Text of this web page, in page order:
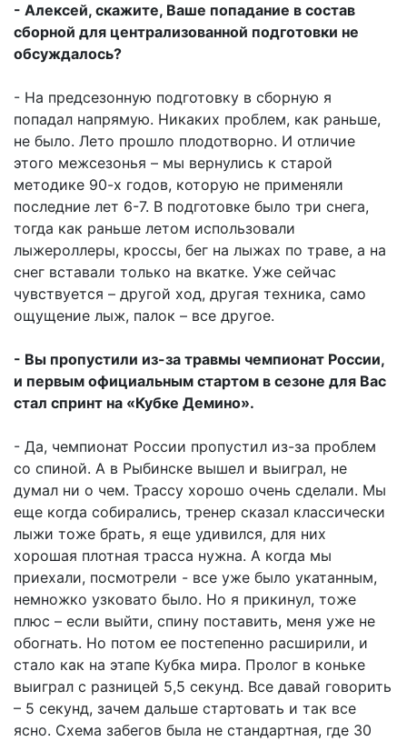
- Алексей, скажите, Ваше попадание в состав
сборной для централизованной подготовки не
обсуждалось?
- На предсезонную подготовку в сборную я
попадал напрямую. Никаких проблем, как раньше,
не было. Лето прошло плодотворно. И отличие
этого межсезонья – мы вернулись к старой
методике 90-х годов, которую не применяли
последние лет 6-7. В подготовке было три снега,
тогда как раньше летом использовали
лыжероллеры, кроссы, бег на лыжах по траве, а на
снег вставали только на вкатке. Уже сейчас
чувствуется – другой ход, другая техника, само
ощущение лыж, палок – все другое.
- Вы пропустили из-за травмы чемпионат России,
и первым официальным стартом в сезоне для Вас
стал спринт на «Кубке Демино».
- Да, чемпионат России пропустил из-за проблем
со спиной. А в Рыбинске вышел и выиграл, не
думал ни о чем. Трассу хорошо очень сделали. Мы
еще когда собирались, тренер сказал классически
лыжи тоже брать, я еще удивился, для них
хорошая плотная трасса нужна. А когда мы
приехали, посмотрели - все уже было укатанным,
немножко узковато было. Но я прикинул, тоже
плюс – если выйти, спину поставить, меня уже не
обогнать. Но потом ее постепенно расширили, и
стало как на этапе Кубка мира. Пролог в коньке
выиграл с разницей 5,5 секунд. Все давай говорить
– 5 секунд, зачем дальше стартовать и так все
ясно. Схема забегов была не стандартная, где 30